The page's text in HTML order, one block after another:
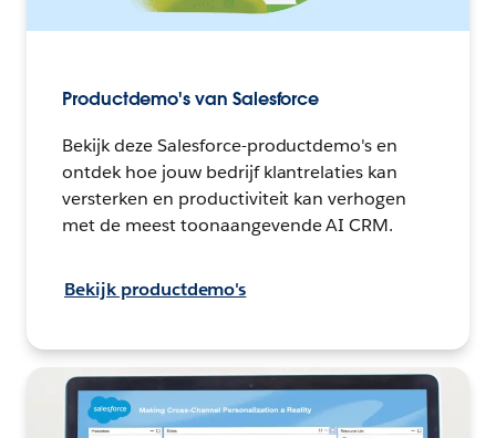
Productdemo's van Salesforce
Bekijk deze Salesforce-productdemo's en
ontdek hoe jouw bedrijf klantrelaties kan
versterken en productiviteit kan verhogen
met de meest toonaangevende AI CRM.
Bekijk productdemo's